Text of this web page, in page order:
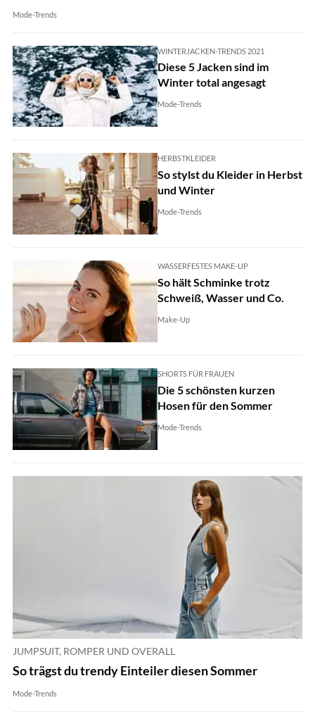
Mode-Trends
WINTERJACKEN-TRENDS 2021
Diese 5 Jacken sind im
Winter total angesagt
Mode-Trends
HERBSTKLEIDER
So stylst du Kleider in Herbst
und Winter
Mode-Trends
WASSERFESTES MAKE-UP
So hält Schminke trotz
Schweiß, Wasser und Co.
Make-Up
SHORTS FÜR FRAUEN
Die 5 schönsten kurzen
Hosen für den Sommer
Mode-Trends
JUMPSUIT, ROMPER UND OVERALL
So trägst du trendy Einteiler diesen Sommer
Mode-Trends